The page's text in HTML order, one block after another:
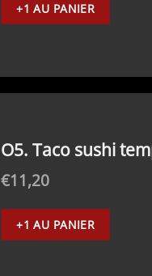
+1 AU PANIER
O5. Taco sushi
€11,20
+1 AU PANIER